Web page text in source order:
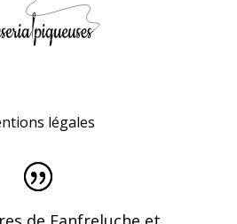
légales